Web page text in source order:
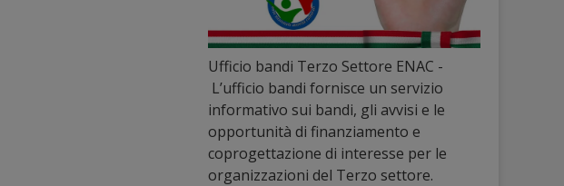
Ufficio bandi Terzo Settore ENAC -
L’ufficio bandi fornisce un servizio
informativo sui bandi, gli avvisi e le
opportunità di finanziamento e
coprogettazione di interesse per le
organizzazioni del Terzo settore.